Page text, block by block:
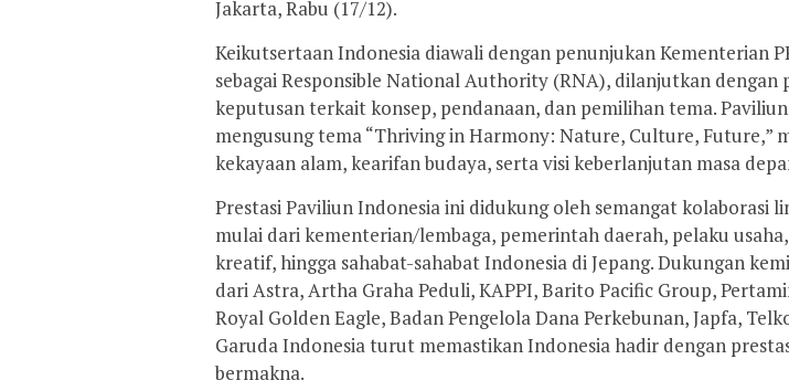
Jakarta, Rabu (17/12).
Keikutsertaan Indonesia diawali dengan penunjukan Kementerian
sebagai Responsible National Authority (RNA), dilanjutkan dengan
keputusan terkait konsep, pendanaan, dan pemilihan tema.
mengusung tema “Thriving in Harmony: Nature, Culture, Future,”
kekayaan alam, kearifan budaya, serta visi keberlanjutan masa
Prestasi Paviliun Indonesia ini didukung oleh semangat kolaborasi
mulai dari kementerian/lembaga, pemerintah daerah, pelaku
kreatif, hingga sahabat-sahabat Indonesia di Jepang. Dukungan
dari Astra, Artha Graha Peduli, KAPPI, Barito Pacific Group,
Royal Golden Eagle, Badan Pengelola Dana Perkebunan, Japfa,
Garuda Indonesia turut memastikan Indonesia hadir dengan
bermakna.